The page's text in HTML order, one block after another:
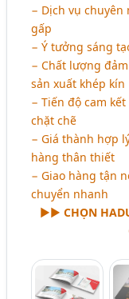
− Dịch vụ
gấp
−Ý tưởng sáng
− Chất lượng
sản xuất khép kín
− Tiến độ cam
chặt chẽ
− Giá thành hợp
hàng thân thiết
− Giao hàng tận
chuyển nhanh
►► CHỌN